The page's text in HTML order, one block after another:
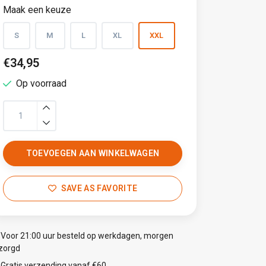
Maak een keuze
S M L XL XXL
€34,95
Op voorraad
TOEVOEGEN AAN WINKELWAGEN
SAVE AS FAVORITE
Voor 21:00 uur besteld op werkdagen, morgen